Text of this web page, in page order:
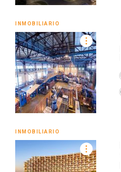
INMOBILIARIO
INMOBILIARIO